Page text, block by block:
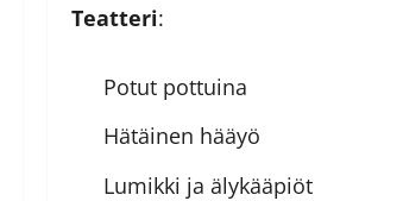
Teatteri:
Potut pottuina
Hätäinen hääyö
Lumikki ja älykääpiöt